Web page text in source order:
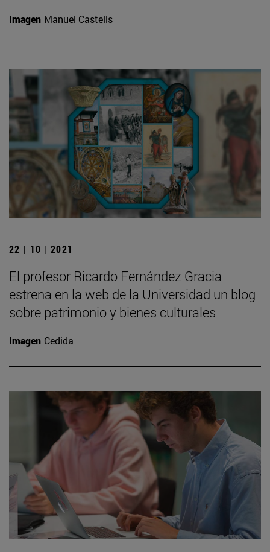
Imagen Manuel Castells
22 | 10 | 2021
El profesor Ricardo Fernández Gracia
estrena en la web de la Universidad un blog
sobre patrimonio y bienes culturales
Imagen Cedida